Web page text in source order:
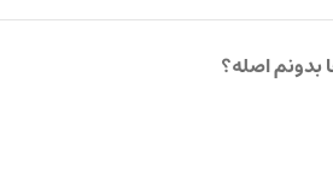
بدونم اصله؟